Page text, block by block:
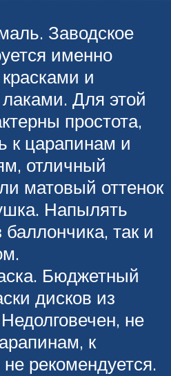
Заводское
именно
и
Для этой
простота,
к царапинам и
отличный
матовый оттенок
Напылять
так и
Бюджетный
дисков из
не
к
рекомендуется.